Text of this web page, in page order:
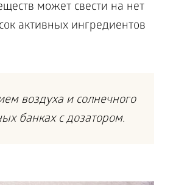
может свести на нет
активных ингредиентов
воздуха и солнечного
банках с дозатором.